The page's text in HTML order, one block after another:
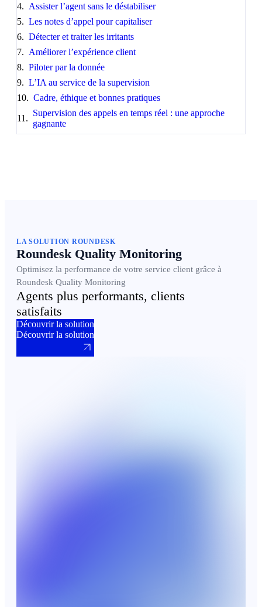
Assister l’agent sans le déstabiliser
Les notes d’appel pour capitaliser
Détecter et traiter les irritants
Améliorer l’expérience client
Piloter par la donnée
L’IA au service de la supervision
Cadre, éthique et bonnes pratiques
Supervision des appels en temps réel : une approche
gagnante
LA SOLUTION ROUNDESK
Roundesk Quality Monitoring
Optimisez la performance de votre service client grâce à
Roundesk Quality Monitoring
Agents plus performants, clients
satisfaits
Découvrir la solution
Découvrir la solution